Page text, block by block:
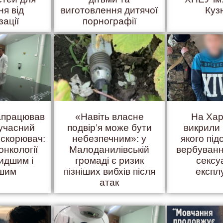
від
виготовлення дитячої
порнографії
і
«Навіть власне
подвір’я може бути
небезпечним»: у
Малоданилівській
громаді є ризик
пізніших вибхів після
атак
На
викрили
якого